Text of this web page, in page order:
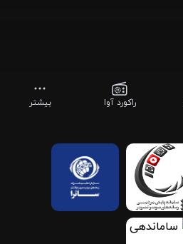
راکورد آوا بیشتر